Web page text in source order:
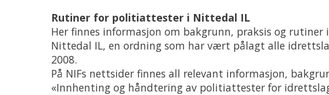
Rutiner for politiattester i Nittedal IL
Her finnes informasjon om bakgrunn, praksis og
Nittedal IL, en ordning som har vært pålagt alle
2008.
På NIFs nettsider finnes all relevant informasjon,
«Innhenting og håndtering av politiattester for